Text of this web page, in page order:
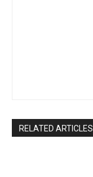
RELATED ARTICLES